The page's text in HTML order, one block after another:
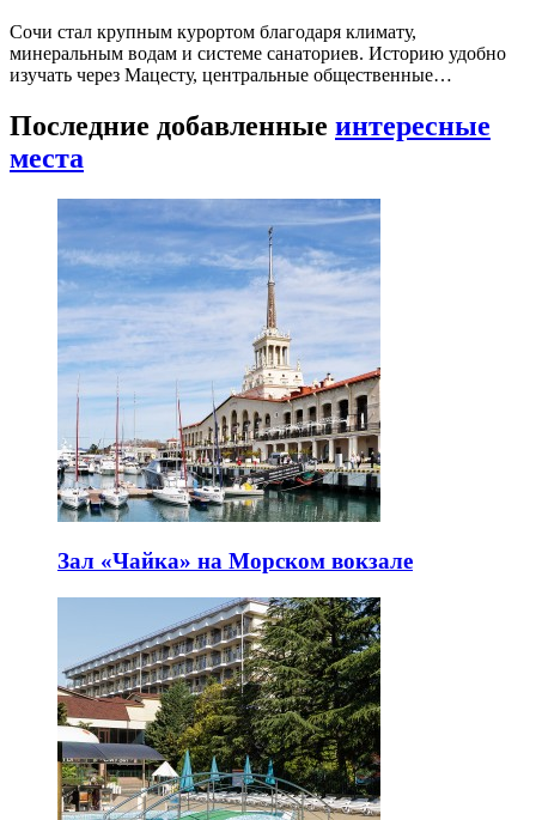
Сочи стал крупным курортом благодаря климату,
минеральным водам и системе санаториев. Историю удобно
изучать через Мацесту, центральные общественные…
Последние добавленные интересные
места
Зал «Чайка» на Морском вокзале